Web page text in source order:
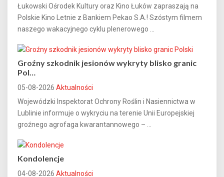
Łukowski Ośrodek Kultury oraz Kino Łuków zapraszają na
Polskie Kino Letnie z Bankiem Pekao S.A.! Szóstym filmem
naszego wakacyjnego cyklu plenerowego ...
Groźny szkodnik jesionów wykryty blisko granic
Pol…
05-08-2026 Aktualności
Wojewódzki Inspektorat Ochrony Roślin i Nasiennictwa w
Lublinie informuje o wykryciu na terenie Unii Europejskiej
groźnego agrofaga kwarantannowego – ...
Kondolencje
04-08-2026 Aktualności